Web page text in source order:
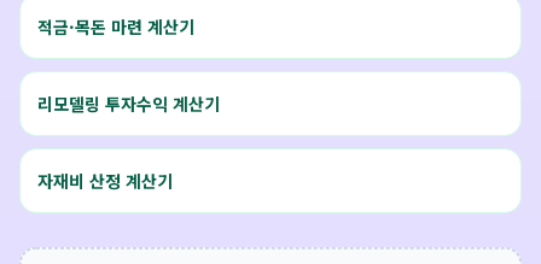
적금·목돈 마련 계산기
리모델링 투자수익 계산기
자재비 산정 계산기